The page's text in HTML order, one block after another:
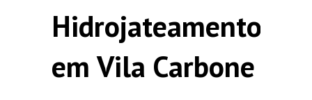
Hidrojateamento
em Vila Carbone